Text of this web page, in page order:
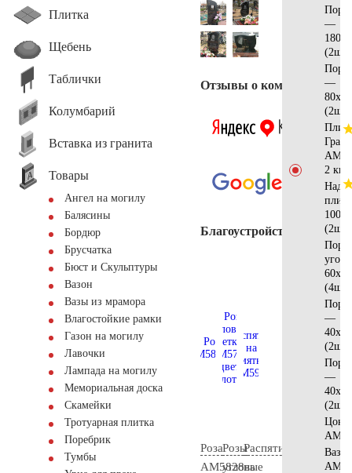
Плитка
Щебень
Таблички
Колумбарий
Вставка из гранита
Товары
Ангел на могилу
Балясины
Бордюр
Брусчатка
Бюст и Скульптуры
Вазон
Вазы из мрамора
Влагостойкие рамки
Газон на могилу
Лавочки
Лампада на могилу
Мемориальная доска
Скамейки
Тротуарная плитка
Поребрик
Тумбы
Отзывы о компании
Благоустройство
Роза
AM5828
Розы
угловые
Распятие
на
—
(2шт)
—
(2шт)
2
(2шт)
(4шт)
—
(2шт)
—
(2шт)
Ваза